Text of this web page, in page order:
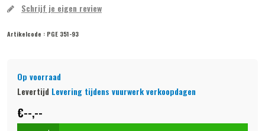
Schrijf je eigen review
Artikelcode : PGE 351-93
Op voorraad
Levertijd Levering tijdens vuurwerk verkoopdagen
€--,--